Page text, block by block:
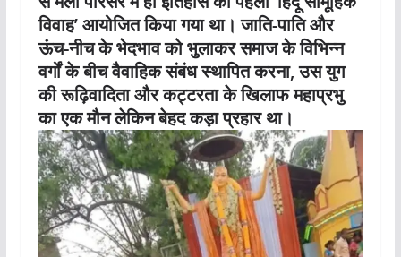
विवाह’ आयोजित किया गया था। जाति-पाति और
ऊंच-नीच के भेदभाव को भुलाकर समाज के विभिन्न
वर्गों के बीच वैवाहिक संबंध स्थापित करना, उस युग
की रूढ़िवादिता और कट्टरता के खिलाफ महाप्रभु
का एक मौन लेकिन बेहद कड़ा प्रहार था।